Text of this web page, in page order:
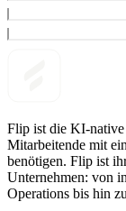
Flip ist die KI-native
Mitarbeitende mit
benötigen. Flip ist
Unternehmen: von
Operations bis hin